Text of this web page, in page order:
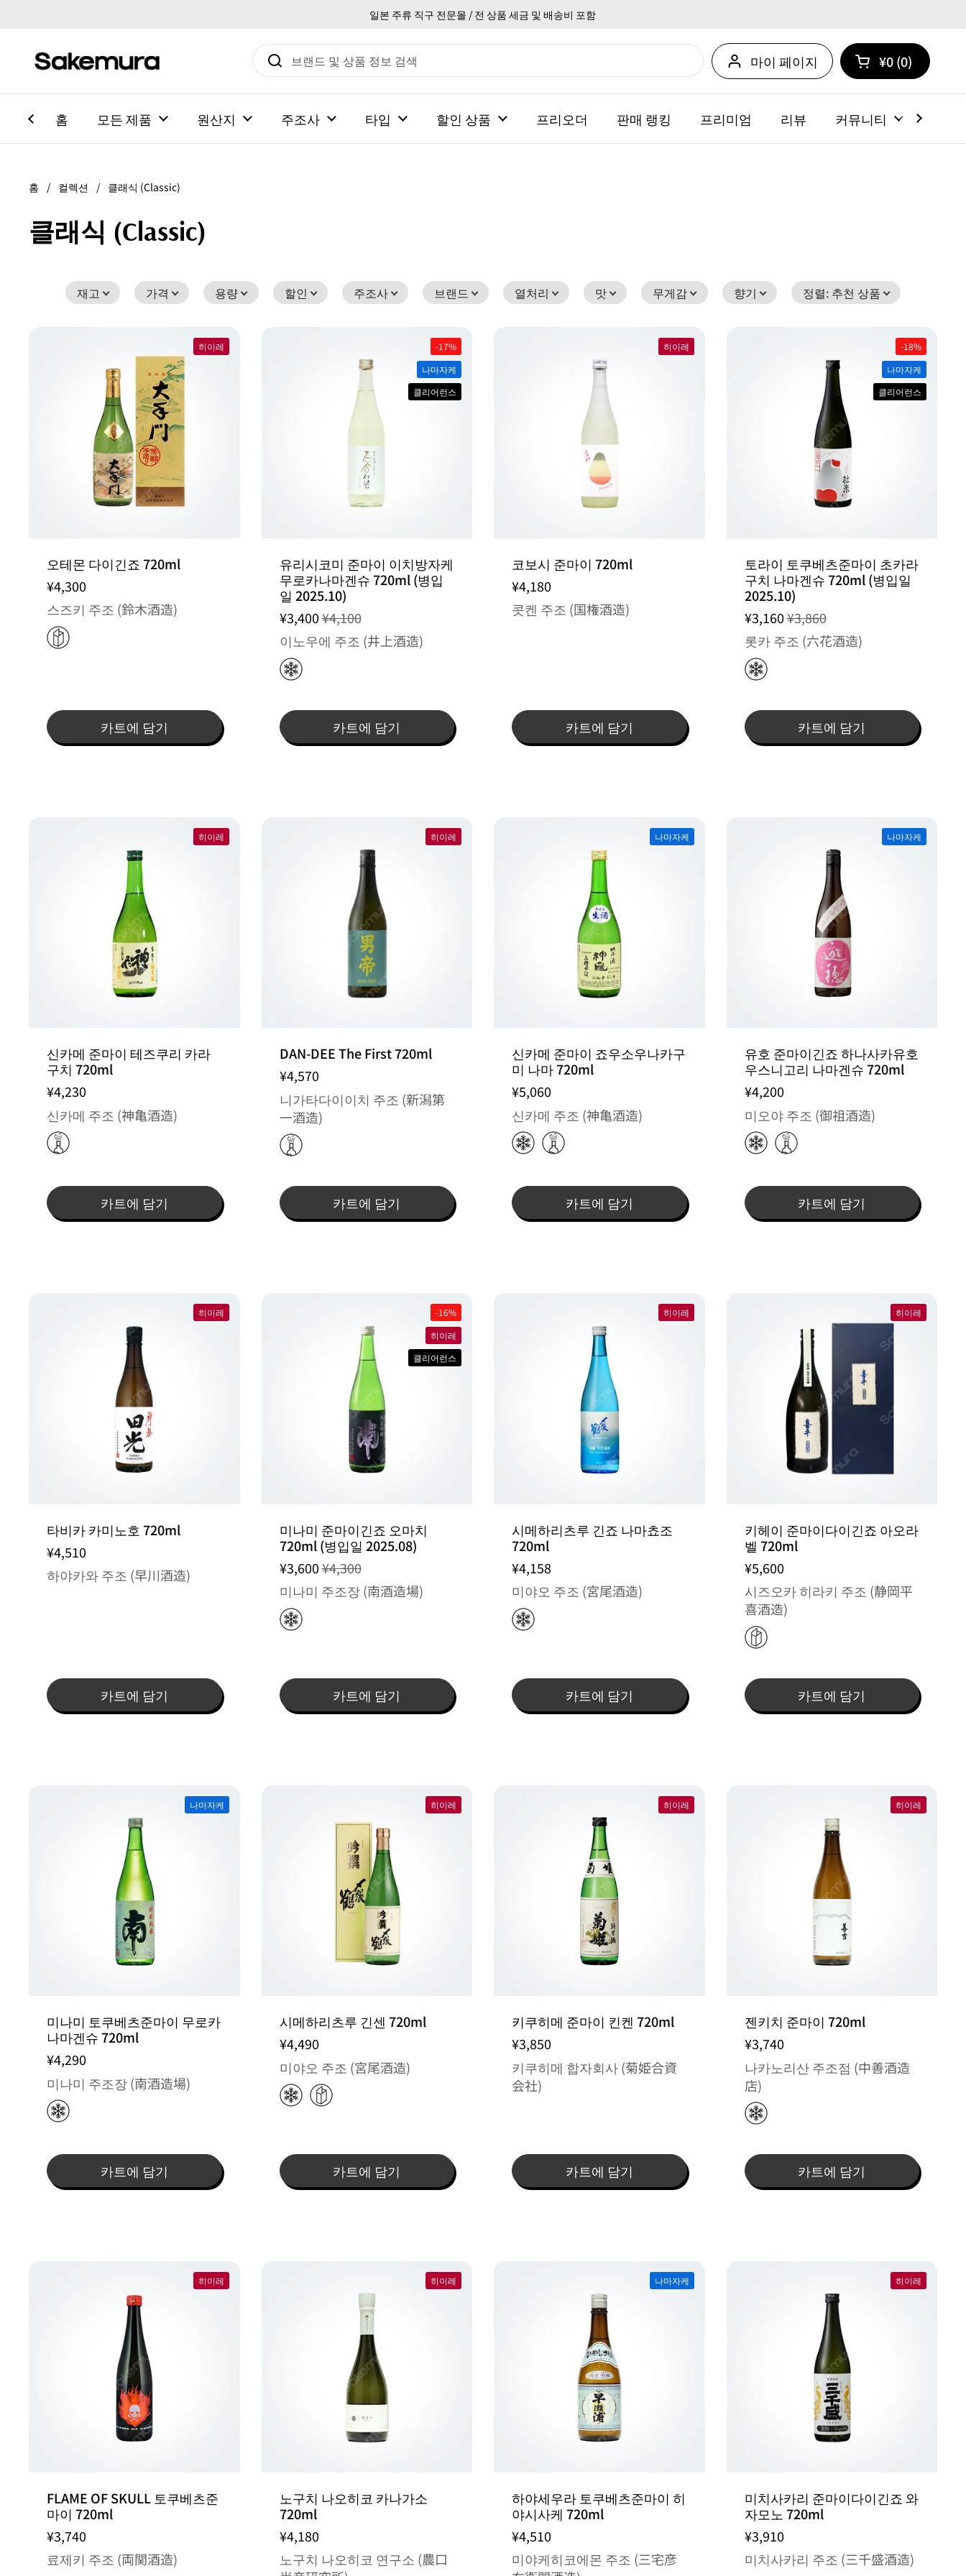
일본 주류 직구 전문몰 / 전 상품 세금 및 배송비 포함
마이 페이지 카트 열기
쇼핑 카트 총계:
¥0 0
카트 내에 제품
홈 모든 제품 원산지 주조사 타입 할인 상품 프리오더 판매 랭킹 프리미엄 리뷰 커뮤니티
홈 / 컬렉션 / 클래식 (Classic)
클래식 (Classic)
재고 가격 용량 할인 주조사 브랜드 열처리 맛 무게감 향기 정렬: 추천 상품
오테몬 다이긴죠 720ml
¥4,300
스즈키 주조 (鈴木酒造)
카트에 담기
히이레
유리시코미 준마이 이치방자케
무로카나마겐슈 720ml (병입
일 2025.10)
¥3,400¥4,100
이노우에 주조 (井上酒造)
카트에 담기
-17%
나마자케
클리어런스
코보시 준마이 720ml
¥4,180
콧켄 주조 (国権酒造)
카트에 담기
히이레
토라이 토쿠베츠준마이 초카라
구치 나마겐슈 720ml (병입일
2025.10)
¥3,160¥3,860
롯카 주조 (六花酒造)
카트에 담기
-18%
나마자케
클리어런스
신카메 준마이 테즈쿠리 카라
구치 720ml
¥4,230
신카메 주조 (神亀酒造)
카트에 담기
히이레
DAN-DEE The First 720ml
¥4,570
니가타다이이치 주조 (新潟第
一酒造)
카트에 담기
히이레
신카메 준마이 죠우소우나카구
미 나마 720ml
¥5,060
신카메 주조 (神亀酒造)
카트에 담기
나마자케
유호 준마이긴죠 하나사카유호
우스니고리 나마겐슈 720ml
¥4,200
미오야 주조 (御祖酒造)
카트에 담기
나마자케
타비카 카미노호 720ml
¥4,510
하야카와 주조 (早川酒造)
카트에 담기
히이레
미나미 준마이긴죠 오마치
720ml (병입일 2025.08)
¥3,600¥4,300
미나미 주조장 (南酒造場)
카트에 담기
-16%
히이레
클리어런스
시메하리츠루 긴죠 나마쵸조
720ml
¥4,158
미야오 주조 (宮尾酒造)
카트에 담기
히이레
키헤이 준마이다이긴죠 아오라
벨 720ml
¥5,600
시즈오카 히라키 주조 (静岡平
喜酒造)
카트에 담기
히이레
미나미 토쿠베츠준마이 무로카
나마겐슈 720ml
¥4,290
미나미 주조장 (南酒造場)
카트에 담기
나마자케
시메하리츠루 긴센 720ml
¥4,490
미야오 주조 (宮尾酒造)
카트에 담기
히이레
키쿠히메 준마이 킨켄 720ml
¥3,850
키쿠히메 합자회사 (菊姫合資
会社)
카트에 담기
히이레
젠키치 준마이 720ml
¥3,740
나카노리산 주조점 (中善酒造
店)
카트에 담기
히이레
FLAME OF SKULL 토쿠베츠준
마이 720ml
¥3,740
료제키 주조 (両関酒造)
히이레
노구치 나오히코 카나가소
720ml
¥4,180
노구치 나오히코 연구소 (農口
히이레
하야세우라 토쿠베츠준마이 히
야시사케 720ml
¥4,510
미야케히코에몬 주조 (三宅彦
나마자케
미치사카리 준마이다이긴죠 와
자모노 720ml
¥3,910
미치사카리 주조 (三千盛酒造)
히이레